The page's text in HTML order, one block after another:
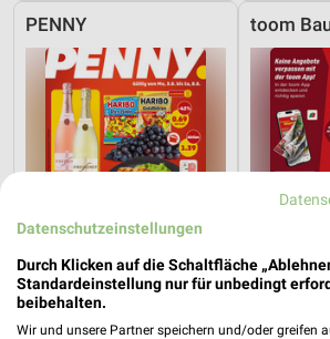
PENNY toom
Datenschutzeinstellungen
Durch Klicken auf die Schaltfläche
Standardeinstellung nur für unbedingt
beibehalten.
Wir und unsere Partner speichern und/oder greifen